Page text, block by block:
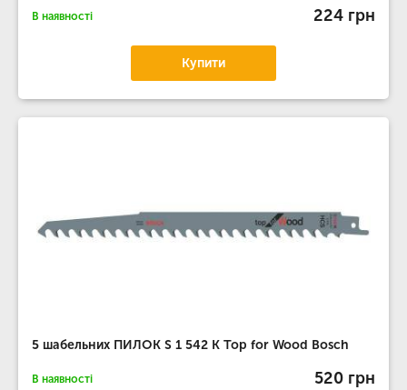
В наявності 224 грн
Купити
5 шабельних ПИЛОК S 1 542 K Top for Wood Bosch
В наявності 520 грн